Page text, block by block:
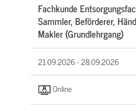
Fachkunde
Sammler, Beförderer,
Makler (Grundlehrgang)
21.09.2026 -28.09.2026
Online